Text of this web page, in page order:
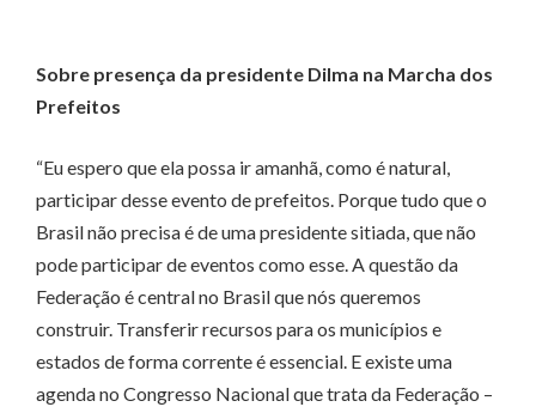
Sobre presença da presidente Dilma na Marcha dos
Prefeitos
“Eu espero que ela possa ir amanhã, como é natural,
participar desse evento de prefeitos. Porque tudo que o
Brasil não precisa é de uma presidente sitiada, que não
pode participar de eventos como esse. A questão da
Federação é central no Brasil que nós queremos
construir. Transferir recursos para os municípios e
estados de forma corrente é essencial. E existe uma
agenda no Congresso Nacional que trata da Federação –